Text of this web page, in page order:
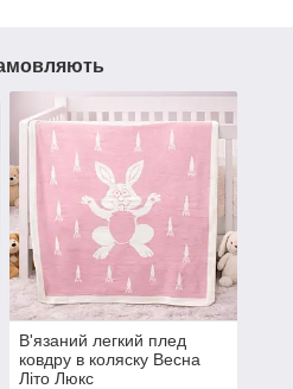
В'язаний легкий плед
ковдру в коляску Весна
Літо Люкс